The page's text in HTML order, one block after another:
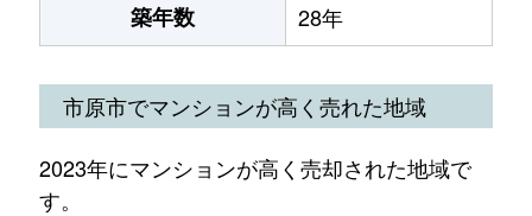
築年数 28年
市原市でマンションが高く売れた地域
2023年にマンションが高く売却された地域で
す。